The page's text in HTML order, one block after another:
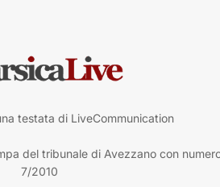
testata di LiveCommunication
del tribunale di Avezzano con
7/2010